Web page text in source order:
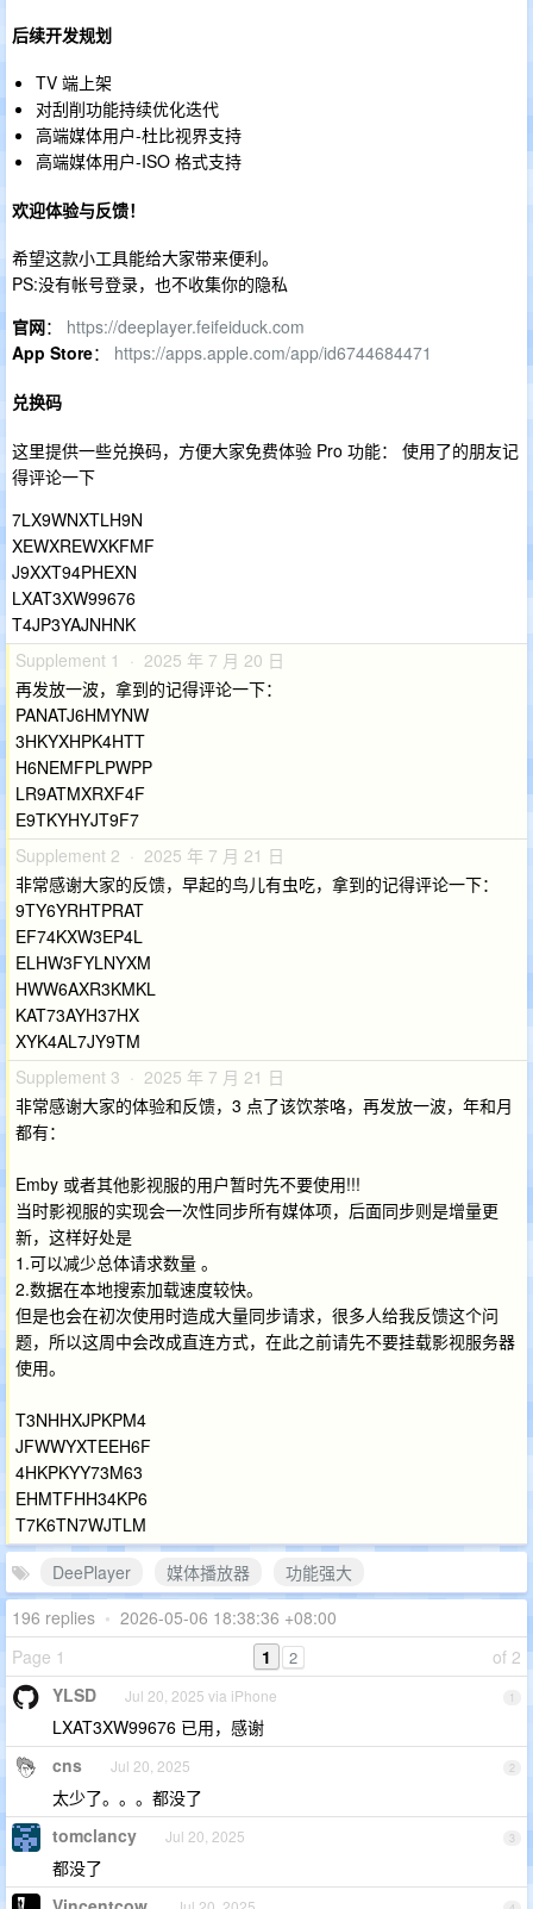
后续开发规划
TV 端上架
对刮削功能持续优化迭代
高端媒体用户-杜比视界支持
高端媒体用户-ISO 格式支持
欢迎体验与反馈！
希望这款小工具能给大家带来便利。
PS:没有帐号登录，也不收集你的隐私
官网： https://deeplayer.feifeiduck.com
App Store： https://apps.apple.com/app/id6744684471
兑换码
这里提供一些兑换码，方便大家免费体验 Pro 功能： 使用了的朋友记
得评论一下
7LX9WNXTLH9N
XEWXREWXKFMF
J9XXT94PHEXN
LXAT3XW99676
T4JP3YAJNHNK
Supplement 1 · 2025 年 7 月 20 日
再发放一波，拿到的记得评论一下：
PANATJ6HMYNW
3HKYXHPK4HTT
H6NEMFPLPWPP
LR9ATMXRXF4F
E9TKYHYJT9F7
Supplement 2 · 2025 年 7 月 21 日
非常感谢大家的反馈，早起的鸟儿有虫吃，拿到的记得评论一下：
9TY6YRHTPRAT
EF74KXW3EP4L
ELHW3FYLNYXM
HWW6AXR3KMKL
KAT73AYH37HX
XYK4AL7JY9TM
Supplement 3 · 2025 年 7 月 21 日
非常感谢大家的体验和反馈，3 点了该饮茶咯，再发放一波，年和月
都有：
Emby 或者其他影视服的用户暂时先不要使用!!!
当时影视服的实现会一次性同步所有媒体项，后面同步则是增量更
新，这样好处是
1.可以减少总体请求数量 。
2.数据在本地搜索加载速度较快。
但是也会在初次使用时造成大量同步请求，很多人给我反馈这个问
题，所以这周中会改成直连方式，在此之前请先不要挂载影视服务器
使用。
T3NHHXJPKPM4
JFWWYXTEEH6F
4HKPKYY73M63
EHMTFHH34KP6
T7K6TN7WJTLM
DeePlayer
媒体播放器
功能强大
196 replies • 2026-05-06 18:38:36 +08:00
Page 1
of 2
1 2
1
YLSD Jul 20, 2025 via iPhone
LXAT3XW99676 已用，感谢
2
cns Jul 20, 2025
太少了。。。都没了
3
tomclancy Jul 20, 2025
都没了